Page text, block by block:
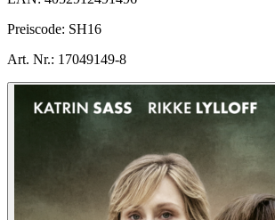
Preiscode: SH16
Art. Nr.: 17049149-8